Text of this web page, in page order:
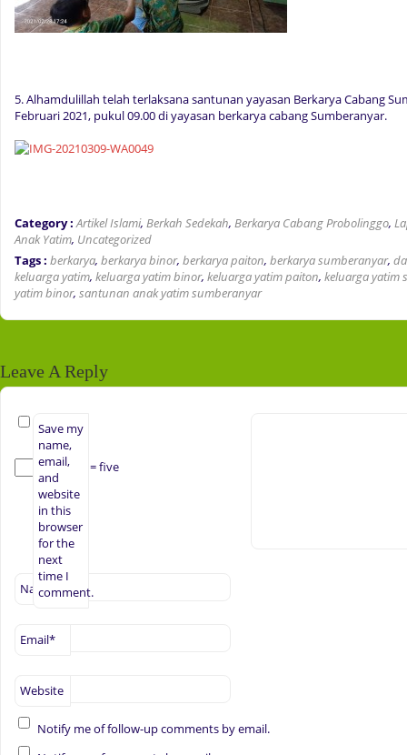
5. Alhamdulillah telah terlaksana santunan yayasan Berkarya Cabang
Februari 2021, pukul 09.00 di yayasan berkarya cabang Sumberanyar.
Category : Artikel Islami, Berkah Sedekah, Berkarya Cabang Probolinggo,
Anak Yatim, Uncategorized
Tags : berkarya, berkarya binor, berkarya paiton, berkarya sumberanyar,
keluarga yatim, keluarga yatim binor, keluarga yatim paiton, keluarga yatim
yatim binor, santunan anak yatim sumberanyar
Leave A Reply
Name*
Email*
Website
Save my
name,
email,
and
website
in this
browser
for the
next
time I
comment.
+ 3 = five
Notify me of follow-up comments by email.